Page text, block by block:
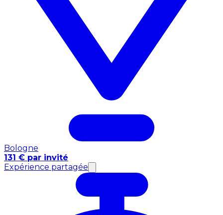
Bologne
131 € par invité
Expérience partagée